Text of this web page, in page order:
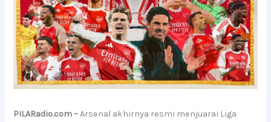
PILARadio.com –Arsenal akhirnya resmi menjuarai Liga